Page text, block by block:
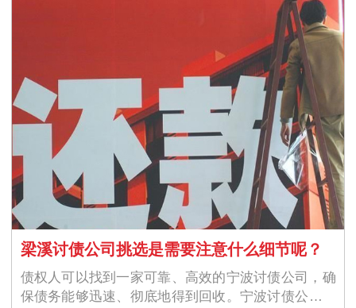
梁溪讨债公司挑选是需要注意什么细节呢？
债权人可以找到一家可靠、高效的宁波讨债公司，确
保债务能够迅速、彻底地得到回收。宁波讨债公司的